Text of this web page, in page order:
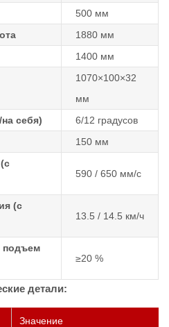
500 мм
1880 мм
1400 мм
1070×100×32
мм
себя)
6/12 градусов
150 мм
590 / 650 мм/с
(с
13.5 / 14.5 км/ч
подъем
≥20 %
детали:
Значение